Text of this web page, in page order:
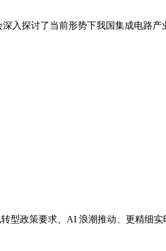
入探讨了当前形势下我国集成电路
型政策要求、AI 浪潮推动、更精细